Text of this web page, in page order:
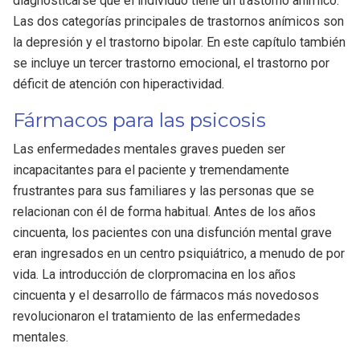
Las dos categorías principales de trastornos anímicos son
la depresión y el trastorno bipolar. En este capítulo también
se incluye un tercer trastorno emocional, el trastorno por
déficit de atención con hiperactividad.
Fármacos para las psicosis
Las enfermedades mentales graves pueden ser
incapacitantes para el paciente y tremendamente
frustrantes para sus familiares y las personas que se
relacionan con él de forma habitual. Antes de los años
cincuenta, los pacientes con una disfunción mental grave
eran ingresados en un centro psiquiátrico, a menudo de por
vida. La introducción de clorpromacina en los años
cincuenta y el desarrollo de fármacos más novedosos
revolucionaron el tratamiento de las enfermedades
mentales.